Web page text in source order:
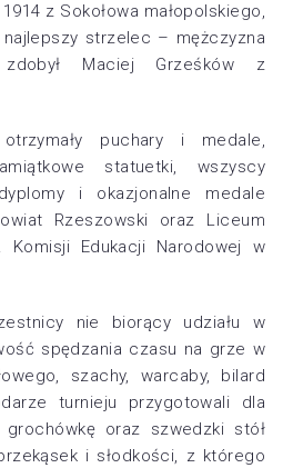
z Sokołowa małopolskiego,
strzelec – mężczyzna
Maciej Grześków z
puchary i medale,
statuetki, wszyscy
i okazjonalne medale
Rzeszowski oraz Liceum
Komisji Edukacji Narodowej w
nie biorący udziału w
spędzania czasu na grze w
szachy, warcaby, bilard
turnieju przygotowali dla
oraz szwedzki stół
i słodkości, z którego